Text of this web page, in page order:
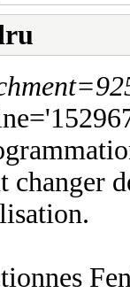
changer